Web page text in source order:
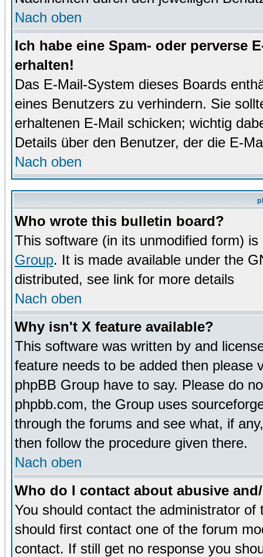
Nach oben
Ich habe eine Spam- oder perverse
erhalten!
Das E-Mail-System dieses Boards
eines Benutzers zu verhindern. Sie
erhaltenen E-Mail schicken; wichtig
Details über den Benutzer, der die E-
Nach oben
Who wrote this bulletin board?
This software (in its unmodified form)
Group. It is made available under the
distributed, see link for more details
Nach oben
Why isn't X feature available?
This software was written by and
feature needs to be added then please
phpBB Group have to say. Please do
phpbb.com, the Group uses
through the forums and see what, if
then follow the procedure given there.
Nach oben
Who do I contact about abusive
You should contact the administrator
should first contact one of the forum
contact. If still get no response you